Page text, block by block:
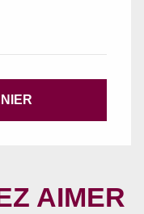
AIMER